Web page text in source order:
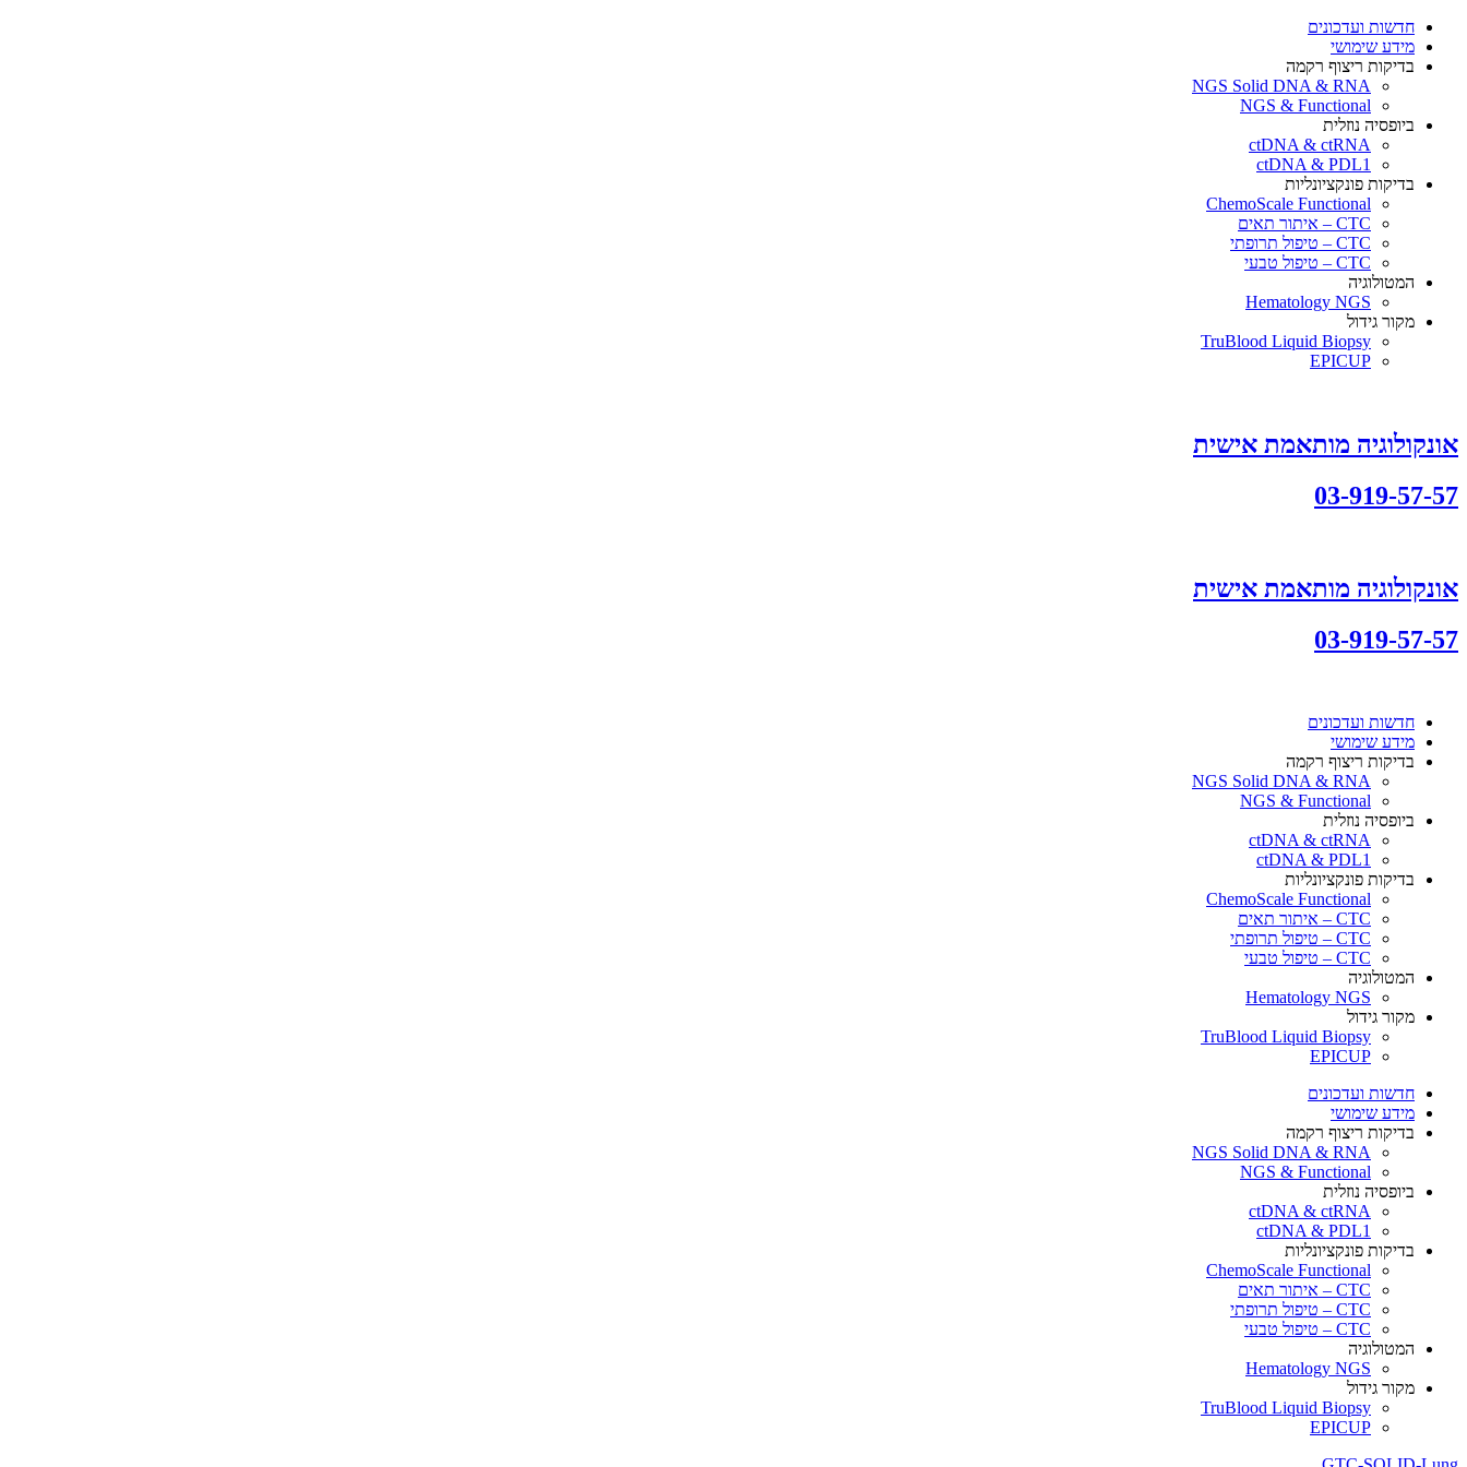
חדשות ועדכונים
מידע שימושי
בדיקות ריצוף רקמה
NGS Solid DNA & RNA
NGS & Functional
ביופסיה נוזלית
ctDNA & ctRNA
ctDNA & PDL1
בדיקות פונקציונליות
ChemoScale Functional
CTC – איתור תאים
CTC – טיפול תרופתי
CTC – טיפול טבעי
המטולוגיה
Hematology NGS
מקור גידול
TruBlood Liquid Biopsy
EPICUP
אונקולוגיה מותאמת אישית
03-919-57-57
אונקולוגיה מותאמת אישית
03-919-57-57
חדשות ועדכונים
מידע שימושי
בדיקות ריצוף רקמה
NGS Solid DNA & RNA
NGS & Functional
ביופסיה נוזלית
ctDNA & ctRNA
ctDNA & PDL1
בדיקות פונקציונליות
ChemoScale Functional
CTC – איתור תאים
CTC – טיפול תרופתי
CTC – טיפול טבעי
המטולוגיה
Hematology NGS
מקור גידול
TruBlood Liquid Biopsy
EPICUP
חדשות ועדכונים
מידע שימושי
בדיקות ריצוף רקמה
NGS Solid DNA & RNA
NGS & Functional
ביופסיה נוזלית
ctDNA & ctRNA
ctDNA & PDL1
בדיקות פונקציונליות
ChemoScale Functional
CTC – איתור תאים
CTC – טיפול תרופתי
CTC – טיפול טבעי
המטולוגיה
Hematology NGS
מקור גידול
TruBlood Liquid Biopsy
EPICUP